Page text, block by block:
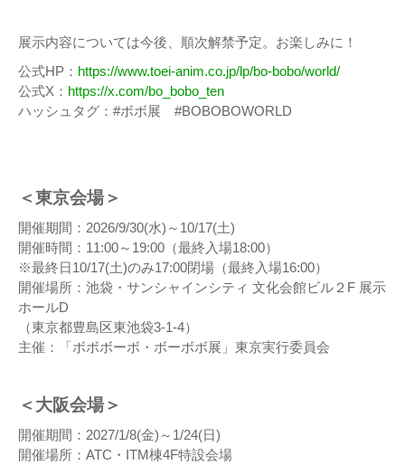
展示内容については今後、順次解禁予定。お楽しみに！
公式HP： https://www.toei-anim.co.jp/lp/bo-bobo/world/
公式X： https://x.com/bo_bobo_ten
ハッシュタグ：#ボボ展 #BOBOBOWORLD
＜東京会場＞
開催期間：2026/9/30(水)～10/17(土)
開催時間：11:00～19:00（最終入場18:00）
※最終日10/17(土)のみ17:00閉場（最終入場16:00）
開催場所：池袋・サンシャインシティ 文化会館ビル２F 展示
ホールD
（東京都豊島区東池袋3-1-4）
主催：「ボボボーボ・ボーボボ展」東京実行委員会
＜大阪会場＞
開催期間：2027/1/8(金)～1/24(日)
開催場所：ATC・ITM棟4F特設会場